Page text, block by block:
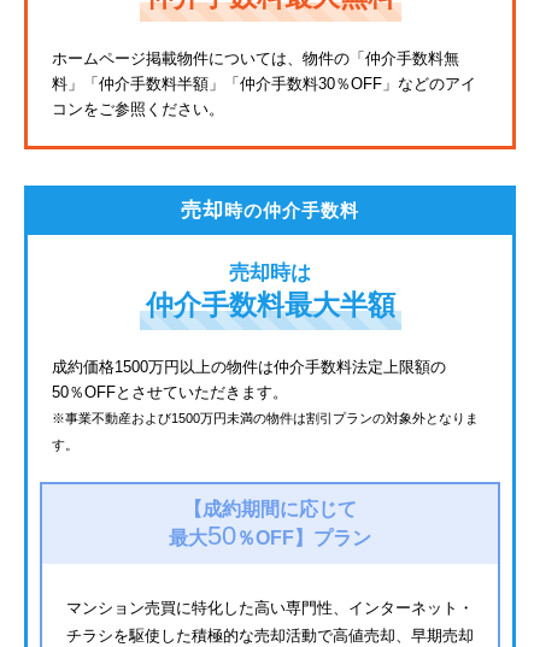
東武東上線
JR鶴見線
京成金町線
ホームページ掲載物件については、物件の「仲介手数料無
料」
「仲介手数料半額」「仲介手数料30％OFF」などのアイ
コンをご参照ください。
売却時の仲介手数料
売却時は
仲介手数料最大半額
成約価格1500万円以上の物件は仲介手数料法定上限額の
50％OFFとさせていただきます。
※事業不動産および1500万円未満の物件は割引プランの対象外となりま
す。
【成約期間に応じて
最大50％OFF】 プラン
マンション売買に特化した高い専門性、インターネット・
チラシを駆使した積極的な売却活動で高値売却、早期売却